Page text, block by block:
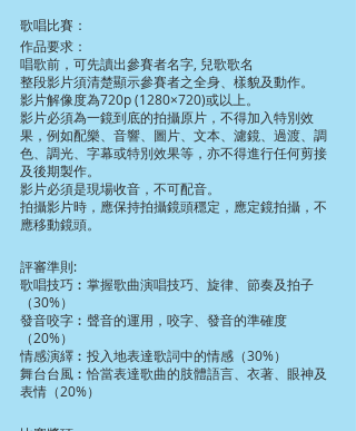
歌唱比賽：
作品要求：
唱歌前，可先讀出參賽者名字, 兒歌歌名
整段影片須清楚顯示參賽者之全身、樣貌及動作。
影片解像度為720p (1280×720)或以上。
影片必須為一鏡到底的拍攝原片，不得加入特別效
果，例如配樂、音響、圖片、文本、濾鏡、過渡、調
色、調光、字幕或特別效果等，亦不得進行任何剪接
及後期製作。
影片必須是現場收音，不可配音。
拍攝影片時，應保持拍攝鏡頭穩定，應定鏡拍攝，不
應移動鏡頭。
評審準則:
歌唱技巧︰掌握歌曲演唱技巧、旋律、節奏及拍子
（30%）
發音咬字︰聲音的運用，咬字、發音的準確度
（20%）
情感演繹︰投入地表達歌詞中的情感（30%）
舞台台風︰恰當表達歌曲的肢體語言、衣著、眼神及
表情（20%）